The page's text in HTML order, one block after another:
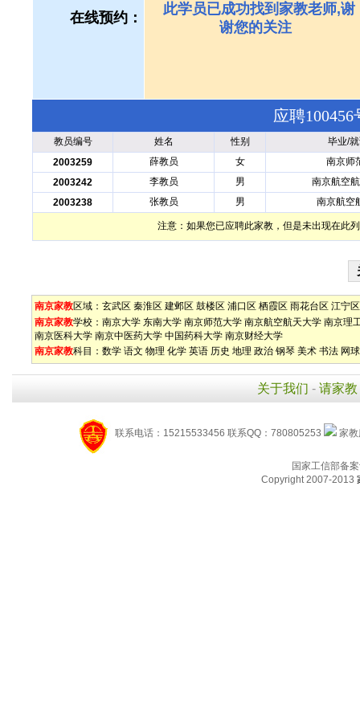
在线预约：
此学员已成功找到家教老师,谢
谢您的关注
应聘
教员编号 姓名 性别
毕业/
2003259
薛教员 女
南京师
2003242
李教员 男
南京航空
2003238
张教员 男 南京航空
注意：如果您已应聘此家教，但是未出现在此
南京家教区域： 玄武区 秦淮区 建邺区 鼓楼区 浦口区 栖霞区 雨花台区 江宁区
南京家教学校： 南京大学 东南大学 南京师范大学 南京航空航天大学 南京理
南京医科大学 南京中医药大学 中国药科大学 南京财经大学
南京家教科目： 数学 语文 物理 化学 英语 历史 地理 政治 钢琴 美术 书法 网球
关于我们 - 请家教
联系电话：15215533456 联系QQ：780805253 家
国家工信部备
Copyright 2007-2013